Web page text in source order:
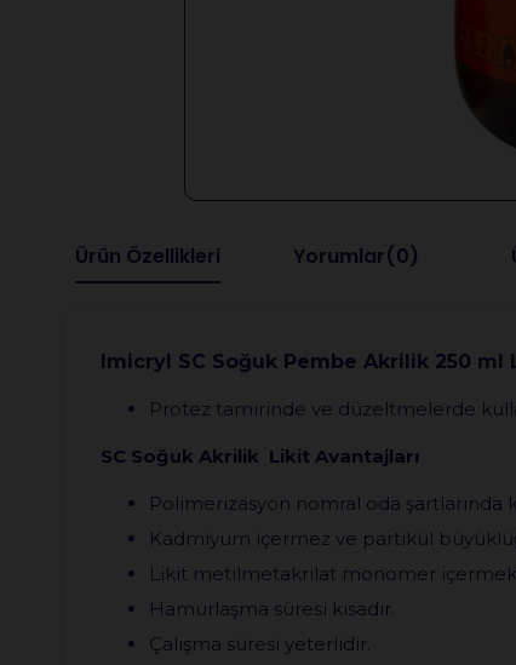
Ürün Özellikleri Yorumlar(0)
Imicryl SC Soğuk Pembe Akrilik 250 ml
Protez tamirinde ve düzeltmelerde
SC Soğuk Akrilik Likit Avantajları
Polimerizasyon nomral oda şartlarında
Kadmiyum içermez ve partikül
Likit metilmetakrilat monomer
Hamurlaşma süresi kısadır.
Çalışma süresi yeterlidir.